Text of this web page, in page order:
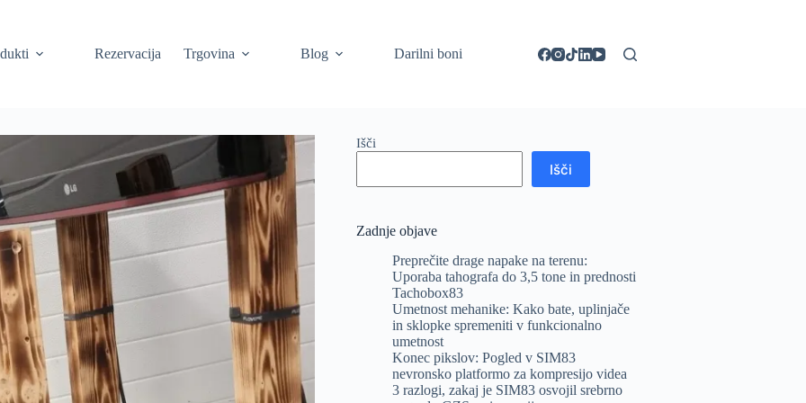
Rezervacija Trgovina Blog Darilni boni
Išči
Išči
Zadnje objave
Preprečite drage napake na terenu:
Uporaba tahografa do 3,5 tone in prednosti
Tachobox83
Umetnost mehanike: Kako bate, uplinjače
in sklopke spremeniti v funkcionalno
umetnost
Konec pikslov: Pogled v SIM83
nevronsko platformo za kompresijo videa
3 razlogi, zakaj je SIM83 osvojil srebrno